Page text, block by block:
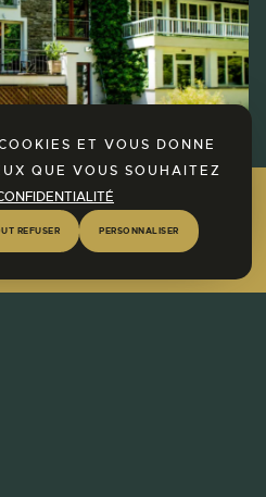
ET VOUS DONNE
QUE VOUS SOUHAITEZ
REFUSER PERSONNALISER